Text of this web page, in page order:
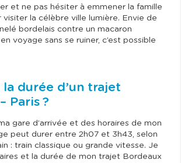
et ne pas hésiter à emmener la famille
visiter la célèbre ville lumière. Envie de
bordelais contre un macaron
voyage sans se ruiner, c’est possible
durée d’un trajet
Paris ?
gare d’arrivée et des horaires de mon
peut durer entre 2h07 et 3h43, selon
: train classique ou grande vitesse. Je
et la durée de mon trajet Bordeaux